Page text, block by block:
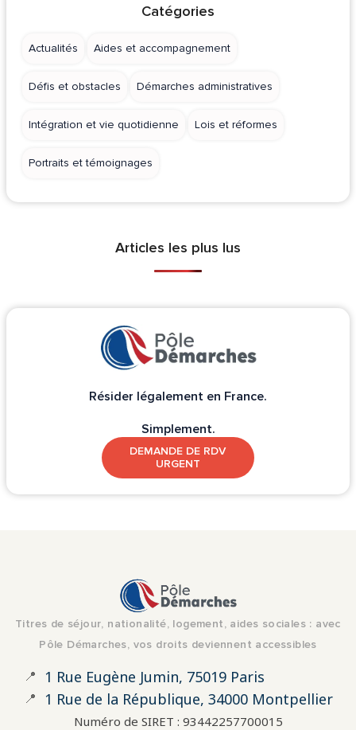
Catégories
Actualités Aides et accompagnement
Défis et obstacles Démarches administratives
Intégration et vie quotidienne Lois et réformes
Portraits et témoignages
Articles les plus lus
Résider légalement en France.
Simplement.
DEMANDE DE RDV
URGENT
Titres de séjour, nationalité, logement, aides sociales : avec
Pôle Démarches, vos droits deviennent accessibles
📍 1 Rue Eugène Jumin, 75019 Paris
📍 1 Rue de la République, 34000 Montpellier
Numéro de SIRET : 93442257700015